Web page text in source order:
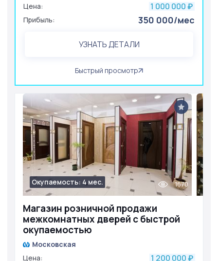
Цена:
1 000 000 ₽
Прибыль: 350 000/мес
УЗНАТЬ ДЕТАЛИ
Быстрый просмотр
Магазин розничной продажи
межкомнатных дверей с быстрой
окупаемостью
Окупаемость: 4 мес. 1670
Московская
Цена:
1 200 000 ₽